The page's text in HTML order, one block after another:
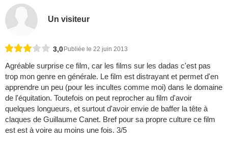
Un visiteur
3,0 Publiée le 22 juin 2013
Agréable surprise ce film, car les films sur les dadas c'est pas
trop mon genre en générale. Le film est distrayant et permet d'en
apprendre un peu (pour les incultes comme moi) dans le domaine
de l'équitation. Toutefois on peut reprocher au film d'avoir
quelques longueurs, et surtout d'avoir envie de baffer la tête à
claques de Guillaume Canet. Bref pour sa propre culture ce film
est est à voire au moins une fois. 3/5